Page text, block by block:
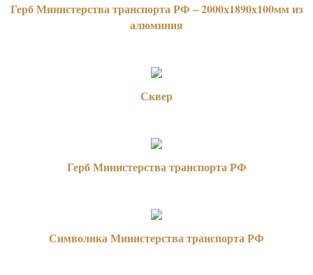
Герб Министерства транспорта РФ – 2000х1890х100мм из
алюминия
Сквер
Герб Министерства транспорта РФ
Символика Министерства транспорта РФ